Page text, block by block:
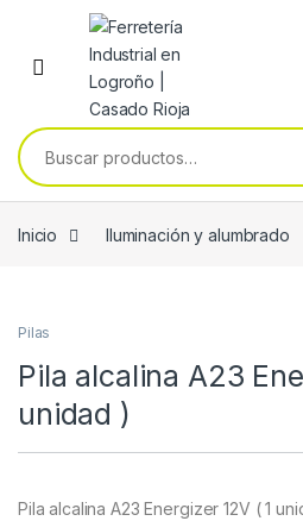
Skip to navigation
Skip to content
Buscar por:
Inicio Iluminación y alumbrado
Pilas
Pila alcalina A23
unidad )
Pila alcalina A23 Energizer 12V ( 1